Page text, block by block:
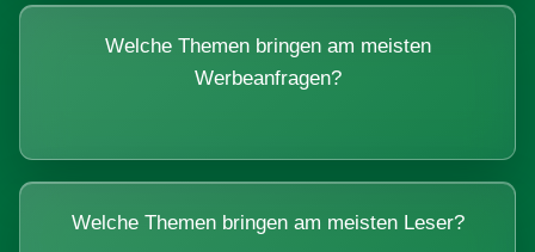
Welche Themen bringen am meisten
Werbeanfragen?
Welche Themen bringen am meisten Leser?